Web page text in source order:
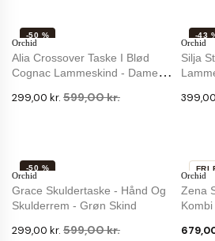
Orchid
Alia Crossover Taske I Blød
Cognac Lammeskind - Dame -
299,00 kr. 599,00 kr.
-50 %
Orchid
Silja
-43
Orchid
Grace Skuldertaske - Hånd Og
Skulderrem - Grøn Skind
299,00 kr. 599,00 kr.
-50 %
Orchid
Zena
FRI